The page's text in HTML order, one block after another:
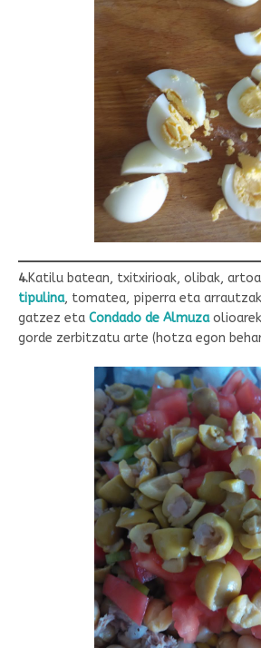
4.Katilu batean, txitxirioak, olibak,
tipulina, tomatea, piperra eta
gatzez eta Condado de Almuza
gorde zerbitzatu arte (hotza egon